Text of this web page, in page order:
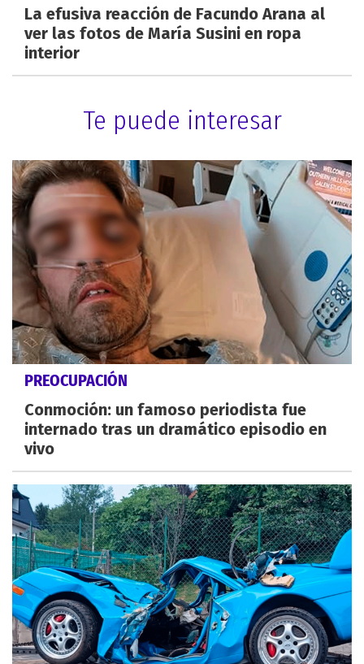
La efusiva reacción de Facundo Arana al
ver las fotos de María Susini en ropa
interior
Te puede interesar
PREOCUPACIÓN
Conmoción: un famoso periodista fue
internado tras un dramático episodio en
vivo